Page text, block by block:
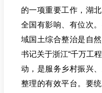
的一项重要工作，湖
全国有影响、有位次。
域国土综合整治是自
书记关于浙江“千万工
动，是服务乡村振兴
整理的有效平台。 要